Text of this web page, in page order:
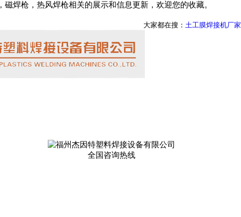
，磁焊枪，热风焊枪相关的展示和信息更新，欢迎您的收藏。
大家都在搜： 土工膜焊接机厂家
全国咨询热线